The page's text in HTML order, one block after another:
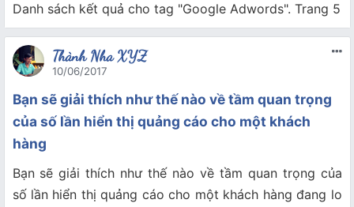
Danh sách kết quả cho tag "Google Adwords". Trang 5
Thành Nha XYZ
10/06/2017
Bạn sẽ giải thích như thế nào về tầm quan trọng
của số lần hiển thị quảng cáo cho một khách
hàng
Bạn sẽ giải thích như thế nào về tầm quan trọng của
số lần hiển thị quảng cáo cho một khách hàng đang lo